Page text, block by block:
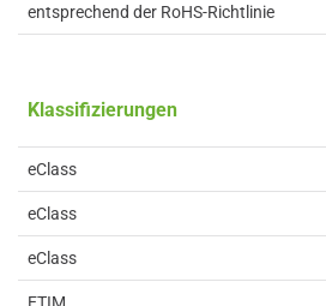
entsprechend der RoHS-Richtlinie
Klassifizierungen
eClass
eClass
eClass